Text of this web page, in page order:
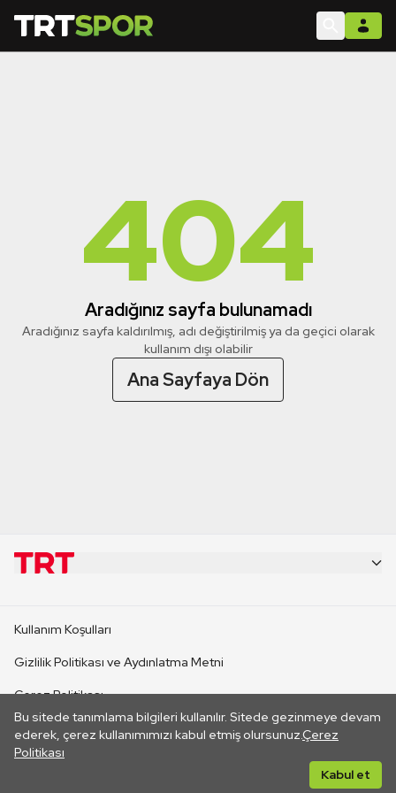
404
Aradığınız sayfa bulunamadı
Aradığınız sayfa kaldırılmış, adı değiştirilmiş ya da geçici olarak
kullanım dışı olabilir
Ana Sayfaya Dön
Bu sitede tanımlama bilgileri kullanılır. Sitede gezinmeye devam
ederek, çerez kullanımımızı kabul etmiş olursunuz.Çerez
Politikası
Kabul et
CANLI YAYINLAR
Kullanım Koşulları
Gizlilik Politikası ve Aydınlatma Metni
Çerez Politikası
İletişim
Her hakkı saklıdır. ©2026 TRT. Bağlantı yoluyla gidilen dış